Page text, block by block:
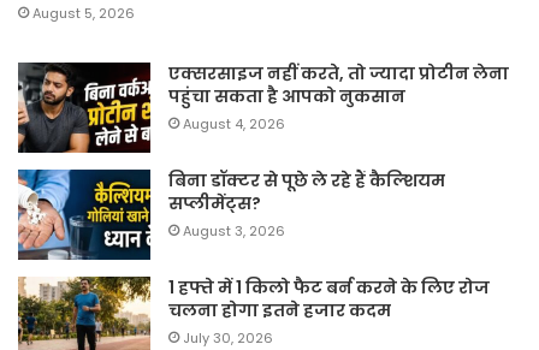
August 5, 2026
एक्सरसाइज नहीं करते, तो ज्यादा प्रोटीन लेना
पहुंचा सकता है आपको नुकसान
August 4, 2026
बिना डॉक्टर से पूछे ले रहे हैं कैल्शियम
सप्लीमेंट्स?
August 3, 2026
1 हफ्ते में 1 किलो फैट बर्न करने के लिए रोज
चलना होगा इतने हजार कदम
July 30, 2026